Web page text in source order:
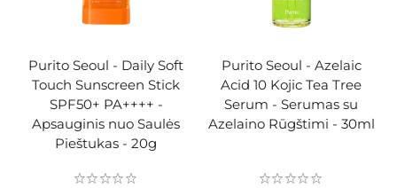
Purito Seoul - Daily Soft
Touch Sunscreen Stick
SPF50+ PA++++ -
Apsauginis nuo Saulės
Pieštukas - 20g
Purito Seoul - Azelaic
Acid 10 Kojic Tea Tree
Serum - Serumas su
Azelaino Rūgštimi - 30ml